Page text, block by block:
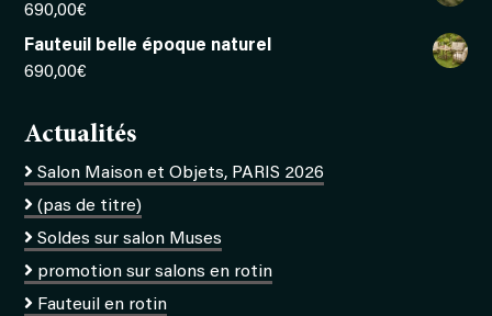
690,00€
Fauteuil belle époque naturel
690,00€
Actualités
Salon Maison et Objets, PARIS 2026
(pas de titre)
Soldes sur salon Muses
promotion sur salons en rotin
Fauteuil en rotin